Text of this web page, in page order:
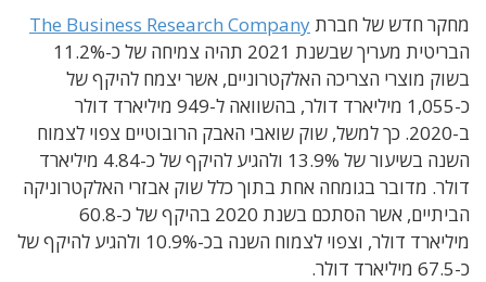
מחקר חדש של חברת The Business Research Company
הבריטית מעריך שבשנת 2021 תהיה צמיחה של כ-11.2%
בשוק מוצרי הצריכה האלקטרוניים, אשר יצמח להיקף של
כ-1,055 מיליארד דולר, בהשוואה ל-949 מיליארד דולר
ב-2020. כך למשל, שוק שואבי האבק הרובוטיים צפוי לצמוח
השנה בשיעור של 13.9% ולהגיע להיקף של כ-4.84 מיליארד
דולר. מדובר בגומחה אחת בתוך כלל שוק אבזרי האלקטרוניקה
הביתיים, אשר הסתכם בשנת 2020 בהיקף של כ-60.8
מיליארד דולר, וצפוי לצמוח השנה בכ-10.9% ולהגיע להיקף של
כ-67.5 מיליארד דולר.